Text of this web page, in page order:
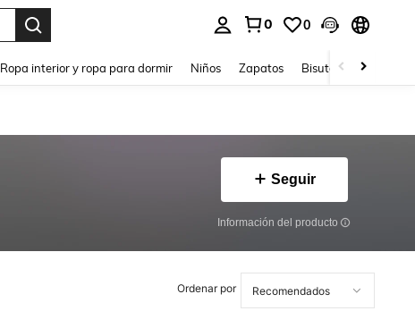
0 0
Ropa interior y ropa para dormir Niños Zapatos Bisutería Y
Seguir
Información del producto
Ordenar por